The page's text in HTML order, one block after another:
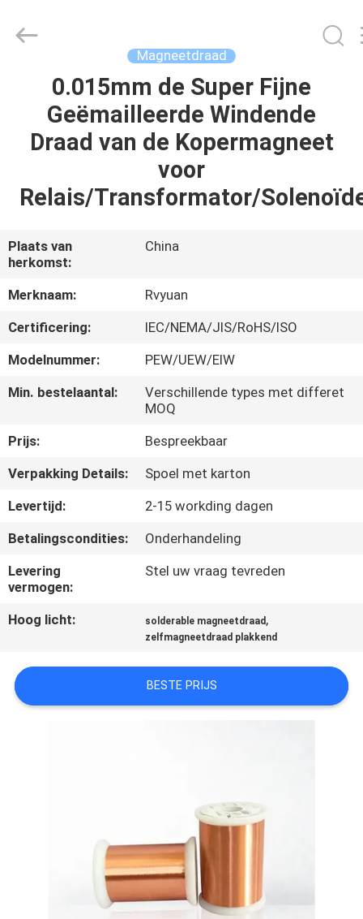
PRODUCTEN
VIDEOS
ONGEVEER
ONS
FABRIEKSREIS
KWALITEITSCONTROLE
ONS
NIEUWS
OM EEN
CITAAT
SITEMAP
PRIVACY
Material
Co,.Ltd.
Magneetdraad
0.015mm de Super Fijne
Geëmailleerde Windende
Draad van de Kopermagneet
voor
Relais/Transformator/
Plaats van
herkomst:
China
Merknaam:
Rvyuan
Certificering:
IEC/NEMA/JIS/RoHS/ISO
Modelnummer:
PEW/UEW/EIW
Min. bestelaantal:
Verschillende types met differet
MOQ
Prijs:
Bespreekbaar
Verpakking Details:
Spoel met karton
Levertijd:
2-15 workding dagen
Betalingscondities:
Onderhandeling
Levering
vermogen:
Stel uw vraag tevreden
Hoog licht: solderable magneetdraad ,
zelfmagneetdraad plakkend
BESTE PRIJS